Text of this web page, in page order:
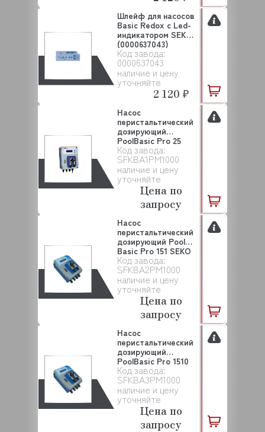
Код завода:
0000637043
наличие и цену
уточняйте
Шлейф для насосов
Basic Redox с Led-
индикатором SEKO
(0000637043)
2 120 ₽
Код завода:
SFKBA1PM1000
наличие и цену
уточняйте
Насос
перистальтический
дозирующий
PoolBasic Pro 25
SEKO (SFKBA1P...
Цена по
запросу
Код завода:
SFKBA2PM1000
наличие и цену
уточняйте
Насос
перистальтический
дозирующий Pool
Basic Pro 151 SEKO
(SFKBA...
Цена по
запросу
Код завода:
SFKBA3PM1000
наличие и цену
уточняйте
Насос
перистальтический
дозирующий
PoolBasic Pro 1510
SEKO (SFKBA...
Цена по
запросу